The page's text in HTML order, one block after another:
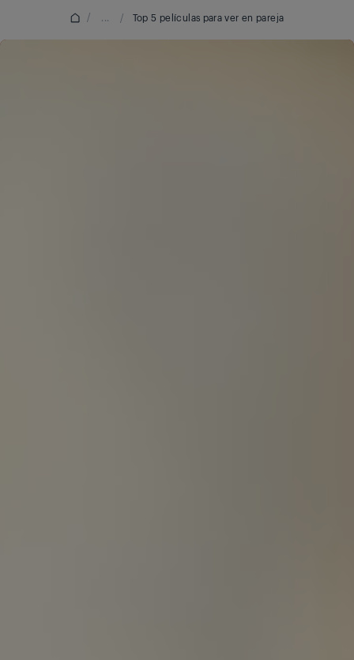
/ ... / Top 5 películas para ver en pareja